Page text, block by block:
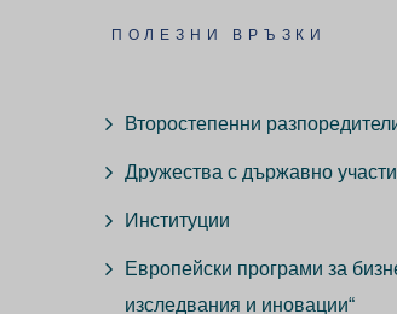
ПОЛЕЗНИ ВРЪЗКИ
Второстепенни
Дружества с държавно
Институции
Европейски програми за
изследвания и иновации“